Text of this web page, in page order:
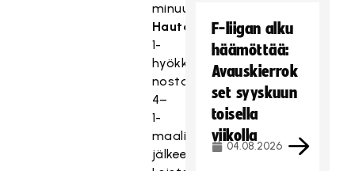
minuutilla.
Hautojärven2–
1-
hyökkäyksestä
nostaman
4–
1-
maalin
jälkeen
F-liigan alku
häämöttää:
Avauskierrok
set syyskuun
toisella
viikolla
04.08.2026